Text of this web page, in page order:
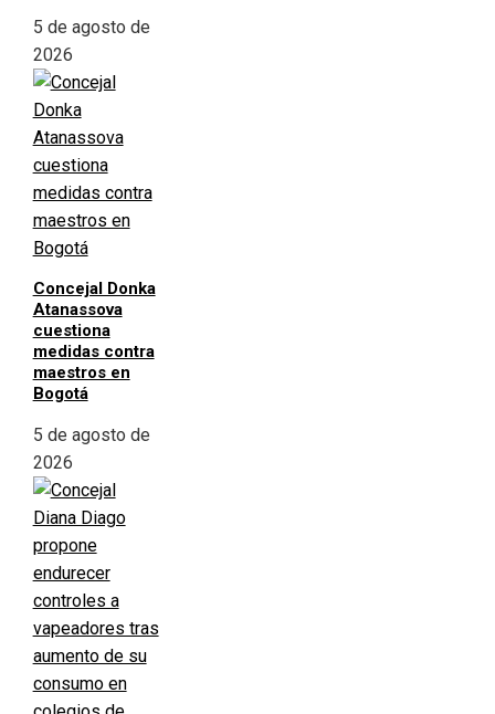
5 de agosto de
2026
Concejal Donka
Atanassova
cuestiona
medidas contra
maestros en
Bogotá
5 de agosto de
2026